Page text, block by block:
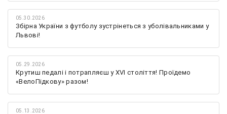
05.30.2026
Збірна України з футболу зустрінеться з уболівальниками у
Львові!
05.29.2026
Крутиш педалі і потрапляєш у XVI століття! Проїдемо
«ВелоПідкову» разом!
05.13.2026